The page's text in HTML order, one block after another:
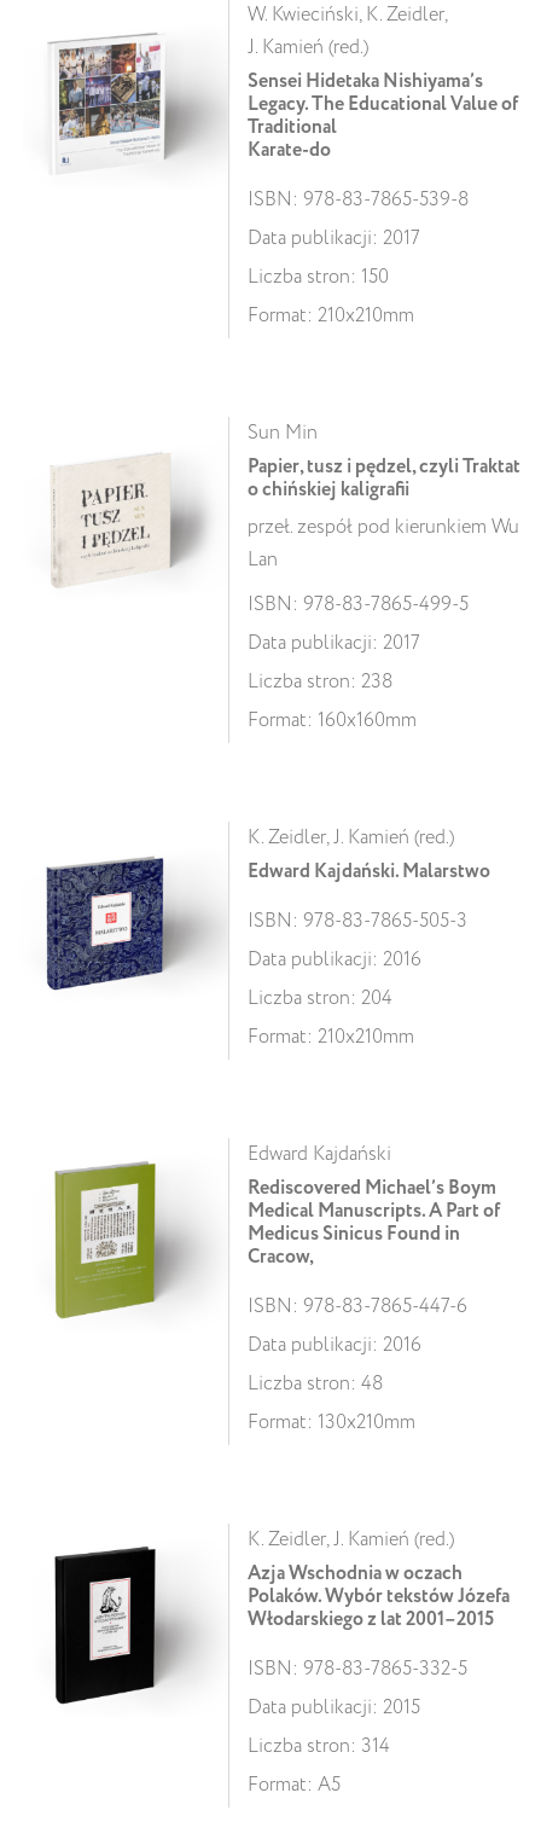
W. Kwieciński, K. Zeidler,
J. Kamień (red.)
Sensei Hidetaka Nishiyama’s
Legacy. The Educational Value of
Traditional
Karate-do
ISBN: 978-83-7865-539-8
Data publikacji: 2017
Liczba stron: 150
Format: 210x210mm
Sun Min
Papier, tusz i pędzel, czyli Traktat
o chińskiej kaligrafii
przeł. zespół pod kierunkiem Wu
Lan
ISBN: 978-83-7865-499-5
Data publikacji: 2017
Liczba stron: 238
Format: 160x160mm
K. Zeidler, J. Kamień (red.)
Edward Kajdański. Malarstwo
ISBN: 978-83-7865-505-3
Data publikacji: 2016
Liczba stron: 204
Format: 210x210mm
Edward Kajdański
Rediscovered Michael’s Boym
Medical Manuscripts. A Part of
Medicus Sinicus Found in
Cracow,
ISBN: 978-83-7865-447-6
Data publikacji: 2016
Liczba stron: 48
Format: 130x210mm
K. Zeidler, J. Kamień (red.)
Azja Wschodnia w oczach
Polaków. Wybór tekstów Józefa
Włodarskiego z lat 2001–2015
ISBN: 978-83-7865-332-5
Data publikacji: 2015
Liczba stron: 314
Format: A5